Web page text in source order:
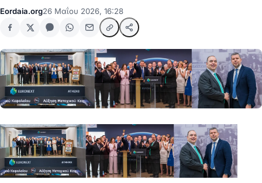
Eordaia.org26 Μαΐου 2026, 16:28